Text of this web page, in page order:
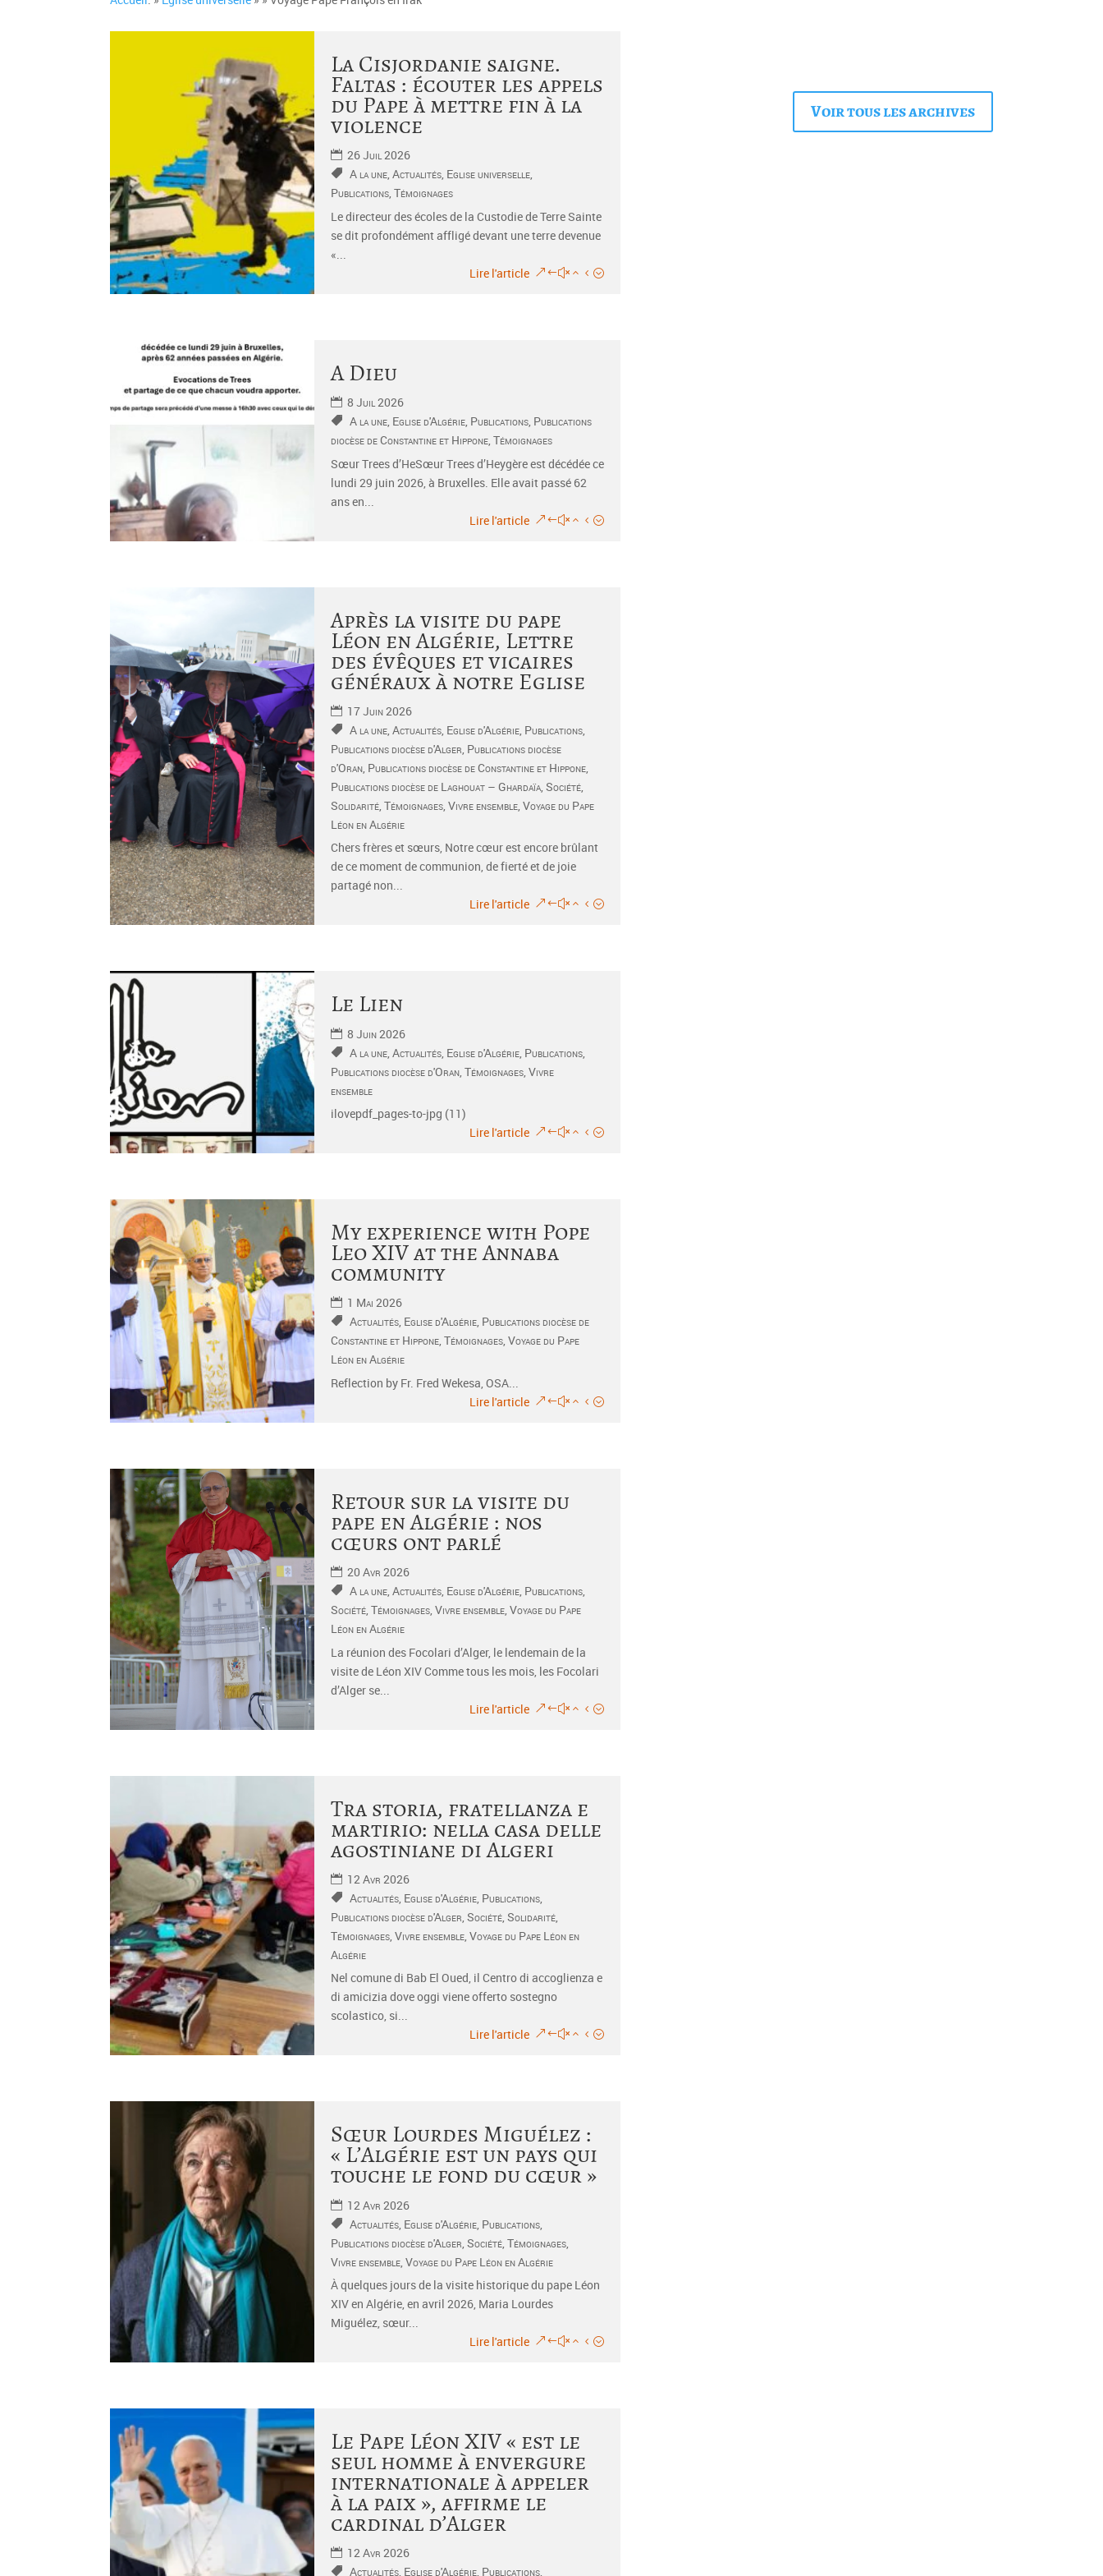
La Cisjordanie saigne.
Faltas : écouter les appels
du Pape à mettre fin à la
violence
26 Juil 2026
A la une, Actualités, Eglise universelle,
Publications, Témoignages
Le directeur des écoles de la Custodie de Terre Sainte
se dit profondément affligé devant une terre devenue
«...
Lire l'article
A Dieu
8 Juil 2026
A la une, Eglise d'Algérie, Publications, Publications
diocèse de Constantine et Hippone, Témoignages
Sœur Trees d’HeSœur Trees d’Heygère est décédée ce
lundi 29 juin 2026, à Bruxelles. Elle avait passé 62
ans en...
Lire l'article
Après la visite du pape
Léon en Algérie, Lettre
des évêques et vicaires
généraux à notre Eglise
17 Juin 2026
A la une, Actualités, Eglise d'Algérie, Publications,
Publications diocèse d'Alger Publications diocèse
d'Oran, Publications diocèse de Constantine et Hippone,
Publications diocèse de Laghouat – Ghardaïa, Société,
Solidarité, Témoignages, Vivre ensemble, Voyage du Pape
Léon en Algérie
Chers frères et sœurs, Notre cœur est encore brûlant
de ce moment de communion, de fierté et de joie
partagé non...
Lire l'article
Le Lien
8 Juin 2026
A la une, Actualités, Eglise d'Algérie, Publications,
Publications diocèse d'Oran, Témoignages, Vivre
ensemble
ilovepdf_pages-to-jpg (11)
Lire l'article
My experience with Pope
Leo XIV at the Annaba
community
1 Mai 2026
Actualités, Eglise d'Algérie, Publications diocèse de
Constantine et Hippone, Témoignages, Voyage du Pape
Léon en Algérie
Reflection by Fr. Fred Wekesa, OSA...
Lire l'article
Retour sur la visite du
pape en Algérie : nos
cœurs ont parlé
20 Avr 2026
A la une, Actualités, Eglise d'Algérie, Publications,
Société, Témoignages, Vivre ensemble, Voyage du Pape
Léon en Algérie
La réunion des Focolari d’Alger, le lendemain de la
visite de Léon XIV Comme tous les mois, les Focolari
d’Alger se...
Lire l'article
Tra storia, fratellanza e
martirio: nella casa delle
agostiniane di Algeri
12 Avr 2026
Actualités, Eglise d'Algérie, Publications,
Publications diocèse d'Alger, Société, Solidarité,
Témoignages, Vivre ensemble, Voyage du Pape Léon en
Algérie
Nel comune di Bab El Oued, il Centro di accoglienza e
di amicizia dove oggi viene offerto sostegno
scolastico, si...
Lire l'article
Sœur Lourdes Miguélez :
« L’Algérie est un pays qui
touche le fond du cœur »
12 Avr 2026
Actualités, Eglise d'Algérie, Publications,
Publications diocèse d'Alger Société, Témoignages,
Vivre ensemble, Voyage du Pape Léon en Algérie
À quelques jours de la visite historique du pape Léon
XIV en Algérie, en avril 2026, Maria Lourdes
Miguélez, sœur...
Lire l'article
Le Pape Léon XIV « est le
seul homme à envergure
internationale à appeler
à la paix », affirme le
cardinal d’Alger
12 Avr 2026
Actualités, Eglise d'Algérie, Publications,
Voir tous les archives